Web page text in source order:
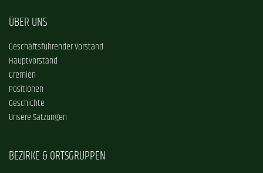
ÜBER UNS
Geschäftsführender Vorstand
Hauptvorstand
Gremien
Positionen
Geschichte
Unsere Satzungen
BEZIRKE & ORTSGRUPPEN